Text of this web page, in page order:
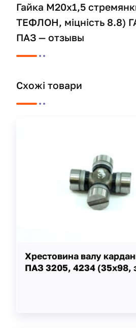
Гайка М20х1,5
ТЕФЛОН, міцність 8.8)
ПАЗ — отзывы
Схожі товари
Хрестовина валу
ПАЗ 3205, 4234 (35х98,